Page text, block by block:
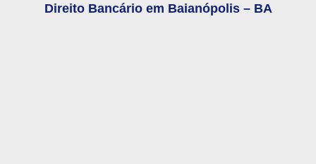
Direito Bancário em Baianópolis – BA